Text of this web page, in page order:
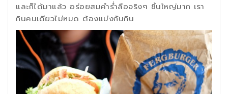
และก็ได้มาแล้ว อร่อยสมคำร่ำลือจริงๆ ชิ้นใหญ่มาก เรา
กินคนเดียวไม่หมด ต้องแบ่งกันกิน